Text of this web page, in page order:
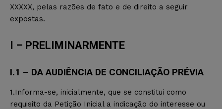
XXXXX, pelas razões de fato e de direito a seguir
expostas.
I – PRELIMINARMENTE
I.1 – DA AUDIÊNCIA DE CONCILIAÇÃO PRÉVIA
1.Informa-se, inicialmente, que se constitui como
requisito da Petição Inicial a indicação do interesse ou